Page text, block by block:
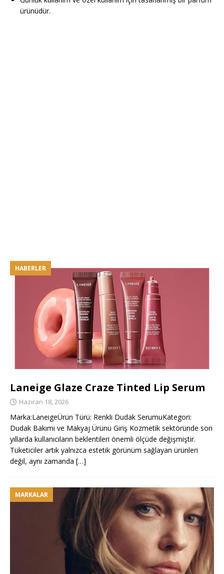
ürünüdür.
HABERLER
Laneige Glaze Craze Tinted Lip Serum
Haziran 18, 2026
Marka:LaneigeÜrün Türü: Renkli Dudak SerumuKategori:
Dudak Bakımı ve Makyaj Ürünü Giriş Kozmetik sektöründe son
yıllarda kullanıcıların beklentileri önemli ölçüde değişmiştir.
Tüketiciler artık yalnızca estetik görünüm sağlayan ürünleri
değil, aynı zamanda […]
MARKALAR